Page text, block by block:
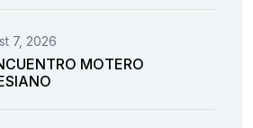
7, 2026
MOTERO